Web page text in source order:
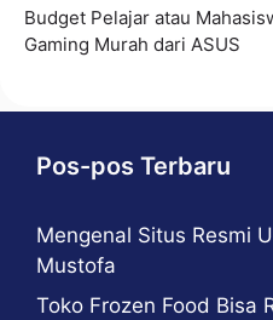
Budget Pelajar atau
Gaming Murah dari ASUS
Pos-pos Terbaru
Mengenal Situs Resmi
Mustofa
Toko Frozen Food Bisa